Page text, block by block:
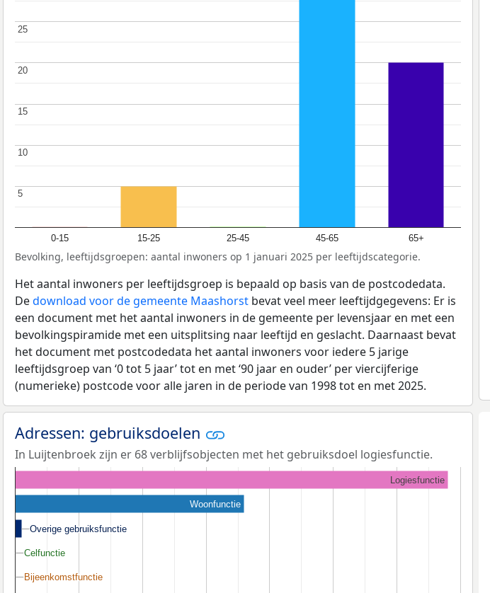
0-15 15-25 25-45 45-65 65+
5
5
10
10
15
15
20
20
25
25
Bevolking, leeftijdsgroepen: aantal inwoners op 1 januari 2025 per leeftijdscategorie.
Het aantal inwoners per leeftijdsgroep is bepaald op basis van de postcodedata.
Dedownload voor de gemeente Maashorst bevat veel meer leeftijdgegevens: Er is
een document met het aantal inwoners in de gemeente per levensjaar en met een
bevolkingspiramide met een uitsplitsing naar leeftijd en geslacht. Daarnaast bevat
het document met postcodedata het aantal inwoners voor iedere 5 jarige
leeftijdsgroep van ‘0 tot 5 jaar’ tot en met ‘90 jaar en ouder’ per viercijferige
(numerieke) postcode voor alle jaren in de periode van 1998 tot en met 2025.
Adressen: gebruiksdoelen
In Luijtenbroek zijn er 68 verblijfsobjecten met het gebruiksdoel logiesfunctie.
Logiesfunctie
Woonfunctie
Overige gebruiksfunctie
Overige gebruiksfunctie
Celfunctie
Celfunctie
Bijeenkomstfunctie
Bijeenkomstfunctie